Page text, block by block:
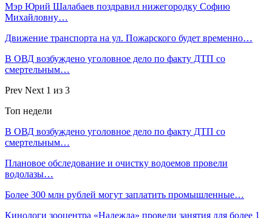
Мэр Юрий Шалабаев поздравил нижегородку Софию
Михайловну…
Движение транспорта на ул. Пожарского будет временно…
В ОВД возбуждено уголовное дело по факту ДТП со
смертельным…
Prev Next 1 из 3
Топ недели
В ОВД возбуждено уголовное дело по факту ДТП со
смертельным…
Плановое обследование и очистку водоемов провели
водолазы…
Более 300 млн рублей могут заплатить промышленные…
Кинологи зооцентра «Надежда» провели занятия для более 1